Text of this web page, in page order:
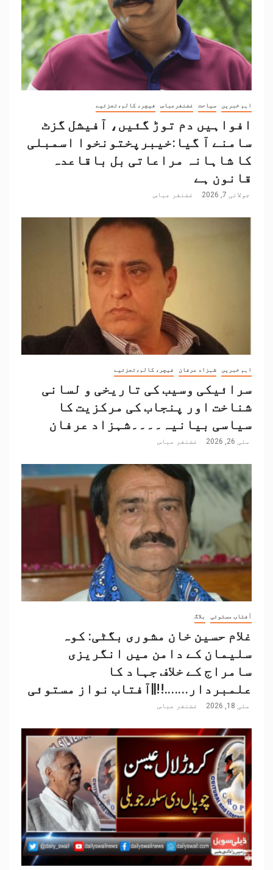
اہم خبریں سیاحت غضنفرعباس فیچر، کالم،تجزئیے
افواہیں دم توڑ گئیں، آفیشل گزٹ
سامنے آ گیا:خیبرپختونخوا اسمبلی
کا شاہانہ مراعاتی بل باقاعدہ
قانون ہے
جولائی 7, 2026 غضنفر عباس
اہم خبریں شہزاد عرفان فیچر، کالم،تجزئیے
سرائیکی وسیب کی تاریخی و لسانی
شناخت اور پنجاب کی مرکزیت کا
سیاسی بیانیہ۔۔۔۔شہزاد عرفان
مئی 26, 2026 غضنفر عباس
آفتاب مستوئی بلاگ
غلام حسین خان مشوری بگٹی: کوہ
سلیمان کے دامن میں انگریزی
سامراج کے خلاف جہاد کا
علمبردار…….!!||آفتاب نواز مستوئی
مئی 18, 2026 غضنفر عباس